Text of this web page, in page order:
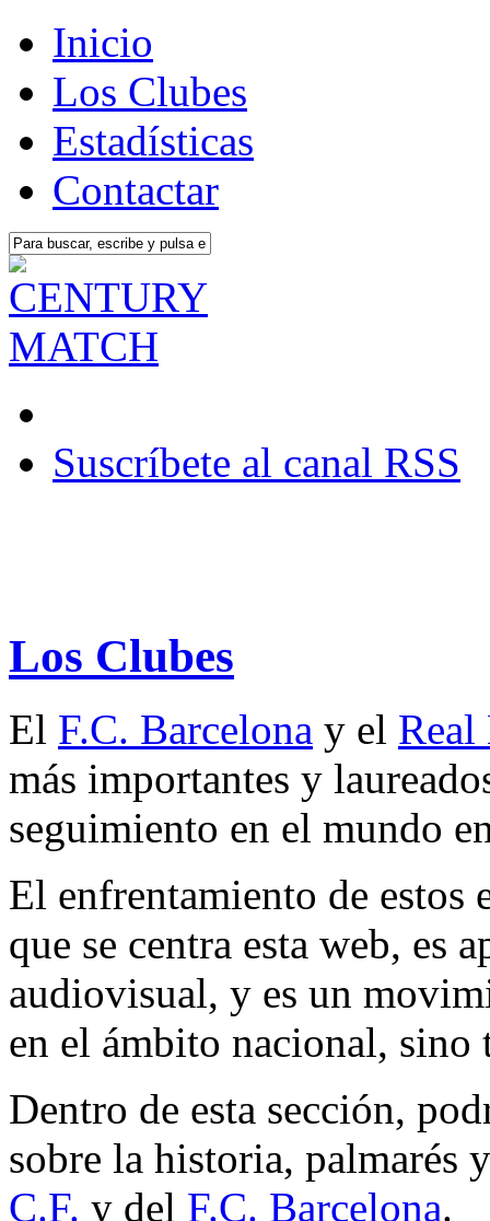
Inicio
Los Clubes
Estadísticas
Contactar
Suscríbete al canal RSS
Los Clubes
El F.C. Barcelona y el
más importantes y
seguimiento en el mundo
El enfrentamiento de estos
que se centra esta web, es
audiovisual, y es un
en el ámbito nacional,
Dentro de esta sección,
sobre la historia, palmarés
C.F. y del F.C. Barcelona.